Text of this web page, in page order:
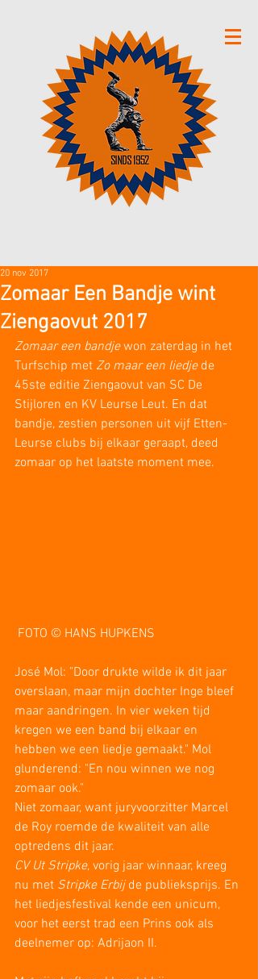
Zomaar Een Bandje wint
Ziengaovut 2017
20 nov 2017
Zomaar een bandje won zaterdag in het
Turfschip met Zo maar een liedje de
45ste editie Ziengaovut van SC De
Stijloren en KV Leurse Leut. En dat
bandje, zestien personen uit vijf Etten-
Leurse clubs bij elkaar geraapt, deed
zomaar op het laatste moment mee.
FOTO © HANS HUPKENS
José Mol: "Door drukte wilde ik dit jaar
overslaan, maar mijn dochter Inge bleef
maar aandringen. In vier weken tijd
kregen we een band bij elkaar en
hebben we een liedje gemaakt." Mol
glunderend: "En nou winnen we nog
zomaar ook."
Niet zomaar, want juryvoorzitter Marcel
de Roy roemde de kwaliteit van alle
optredens dit jaar.
CV Ut Stripke, vorig jaar winnaar, kreeg
nu met Stripke Erbij de publieksprijs. En
het liedjesfestival kende een unicum,
voor het eerst trad een Prins ook als
deelnemer op: Adrijaon II.